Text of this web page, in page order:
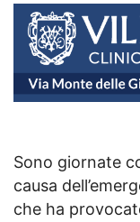
Sono giornate
causa
che ha